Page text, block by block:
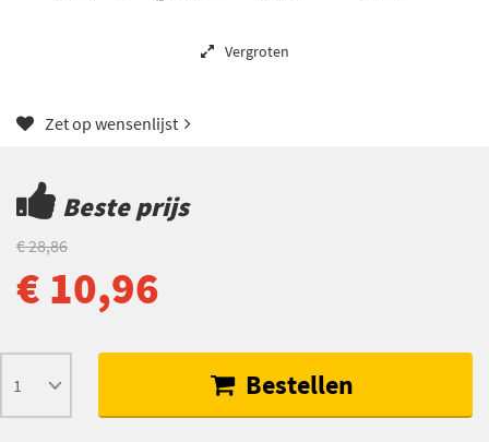
Vergroten
Zet op wensenlijst
Beste prijs
€ 28,86
€ 10,96
Bestellen